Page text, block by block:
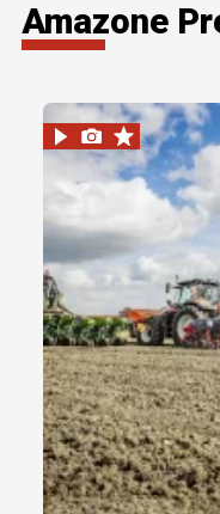
Amazone